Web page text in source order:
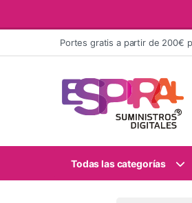
Ir al contenidoPortes gratis a partir de 200€
Todas las categorías